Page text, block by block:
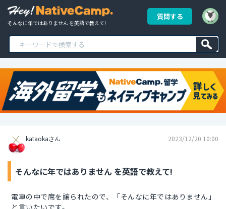
そんなに年ではありません を英語で教えて!
質問する
kataokaさん 2023/12/20 10:00
そんなに年ではありません を英語で教えて!
電車の中で席を譲られたので、「そんなに年ではありません」